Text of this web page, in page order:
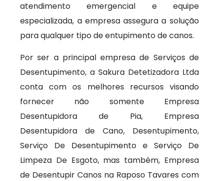
atendimento emergencial e equipe
especializada, a empresa assegura a solução
para qualquer tipo de entupimento de canos.
Por ser a principal empresa de Serviços de
Desentupimento, a Sakura Detetizadora Ltda
conta com os melhores recursos visando
fornecer não somente Empresa
Desentupidora de Pia, Empresa
Desentupidora de Cano, Desentupimento,
Serviço De Desentupimento e Serviço De
Limpeza De Esgoto, mas também, Empresa
de Desentupir Canos na Raposo Tavares com